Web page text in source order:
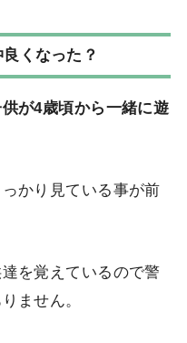
くなった？
が4歳頃から一緒に遊
かり見ている事が前
を覚えているので警
ません。